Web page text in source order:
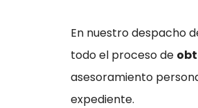
En nuestro despacho
todo el proceso de
asesoramiento
expediente.